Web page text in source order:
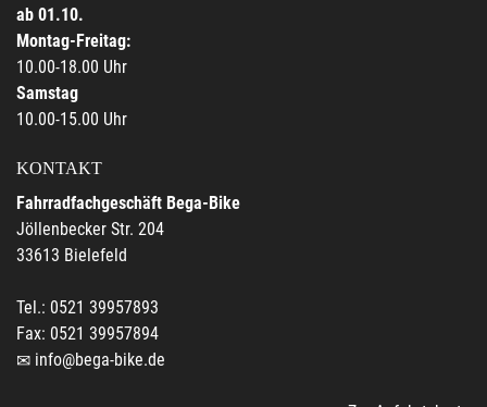
ab 01.10.
Montag-Freitag:
10.00-18.00 Uhr
Samstag
10.00-15.00 Uhr
KONTAKT
Fahrradfachgeschäft Bega-Bike
Jöllenbecker Str. 204
33613 Bielefeld
Tel.: 0521 39957893
Fax: 0521 39957894
info@bega-bike.de